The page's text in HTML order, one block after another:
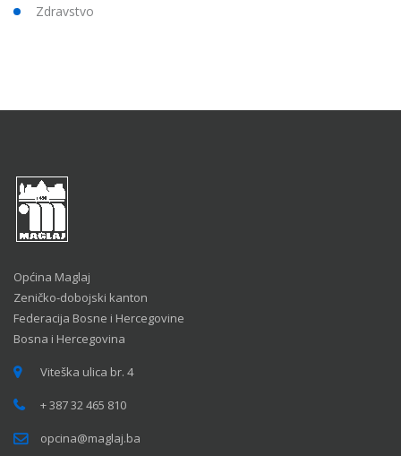
Zdravstvo
Općina Maglaj
Zeničko-dobojski kanton
Federacija Bosne i Hercegovine
Bosna i Hercegovina
Viteška ulica br. 4
+ 387 32 465 810
opcina@maglaj.ba